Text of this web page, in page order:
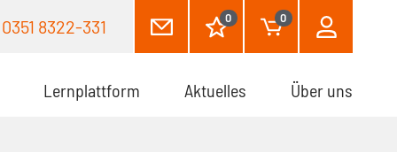
0351 8322-331 0 0
Lernplattform Aktuelles Über uns